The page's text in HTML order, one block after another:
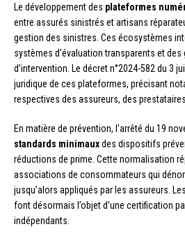
Le développement des plateformes
entre assurés sinistrés et artisans
gestion des sinistres. Ces écosystèmes
systèmes d’évaluation transparents et des
d’intervention. Le décret n°2024-582 du 3
juridique de ces plateformes, précisant
respectives des assureurs, des
En matière de prévention, l’arrêté du 19
standards minimauxdes dispositifs
réductions de prime. Cette normalisation
associations de consommateurs qui
jusqu’alors appliqués par les assureurs.
font désormais l’objet d’une certification
indépendants.